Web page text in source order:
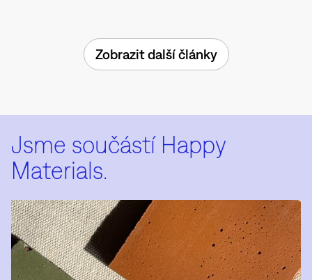
Zobrazit další články
Jsme součástí Happy
Materials.